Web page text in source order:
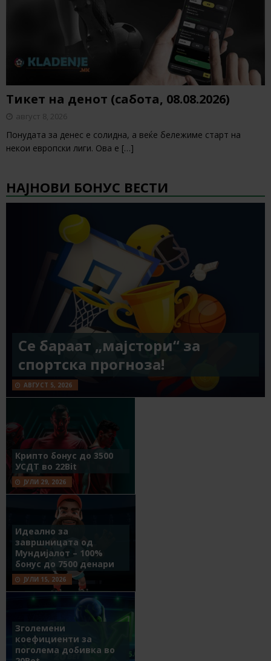
Тикет на денот (сабота, 08.08.2026)
август 8, 2026
Понудата за денес е солидна, а веќе бележиме старт на
некои европски лиги. Ова е […]
НАЈНОВИ БОНУС ВЕСТИ
Се бараат „мајстори“ за
спортска прогноза!
АВГУСТ 5, 2026
Крипто бонус до 3500
УСДТ во 22Bit
ЈУЛИ 29, 2026
Идеално за
завршницата од
Мундијалот – 100%
бонус до 7500 денари
ЈУЛИ 15, 2026
Зголемени
коефициенти за
поголема добивка во